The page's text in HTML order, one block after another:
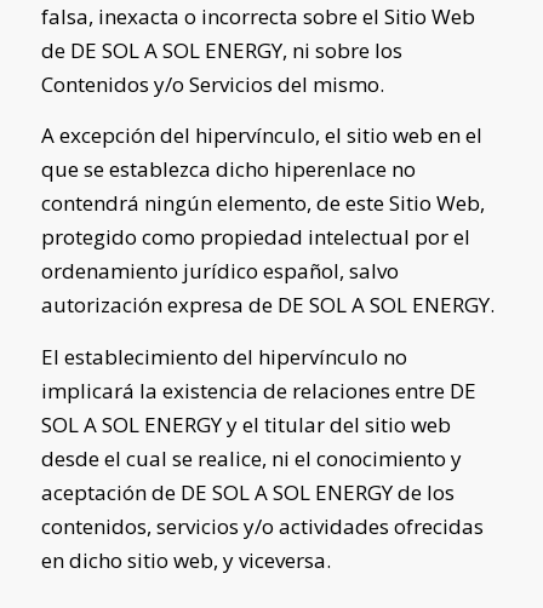
falsa, inexacta o incorrecta sobre el Sitio Web
de DE SOL A SOL ENERGY, ni sobre los
Contenidos y/o Servicios del mismo.
A excepción del hipervínculo, el sitio web en el
que se establezca dicho hiperenlace no
contendrá ningún elemento, de este Sitio Web,
protegido como propiedad intelectual por el
ordenamiento jurídico español, salvo
autorización expresa de DE SOL A SOL ENERGY.
El establecimiento del hipervínculo no
implicará la existencia de relaciones entre DE
SOL A SOL ENERGYy el titular del sitio web
desde el cual se realice, ni el conocimiento y
aceptación de DE SOL A SOL ENERGYde los
contenidos, servicios y/o actividades ofrecidas
en dicho sitio web, y viceversa.